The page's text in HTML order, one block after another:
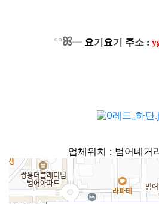
°°ꕤ┈ 요기 요기 주소 :
업체위치 : 범어네거